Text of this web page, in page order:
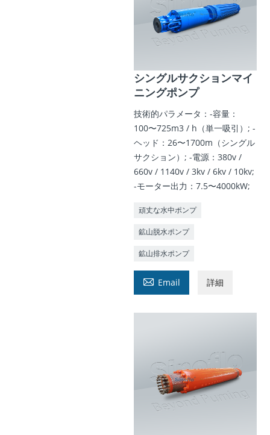
シングルサクションマイ
ニングポンプ
技術的パラメータ：-容量：
100〜725m3 / h（単一吸引）; -
ヘッド：26〜1700m（シングル
サクション）; -電源：380v /
660v / 1140v / 3kv / 6kv / 10kv;
-モーター出力：7.5〜4000kW;
頑丈な水中ポンプ
鉱山脱水ポンプ
鉱山排水ポンプ
 Email 詳細